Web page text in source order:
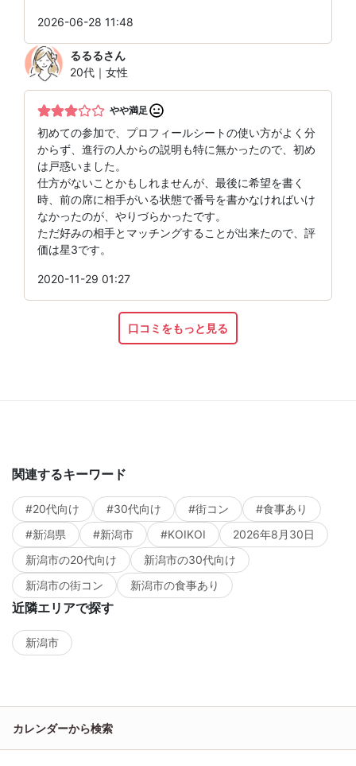
2026-06-28 11:48
るるるさん
20代｜女性
やや満足
初めての参加で、プロフィールシートの使い方がよく分
からず、進行の人からの説明も特に無かったので、初め
は戸惑いました。
仕方がないことかもしれませんが、最後に希望を書く
時、前の席に相手がいる状態で番号を書かなければいけ
なかったのが、やりづらかったです。
ただ好みの相手とマッチングすることが出来たので、評
価は星3です。
2020-11-29 01:27
口コミをもっと見る
関連するキーワード
#20代向け #30代向け #街コン
#食事あり
#新潟県
#新潟市 #KOIKOI
2026年8月30日
新潟市の20代向け
新潟市の30代向け
新潟市の街コン
新潟市の食事あり
近隣エリアで探す
新潟市
カレンダーから検索